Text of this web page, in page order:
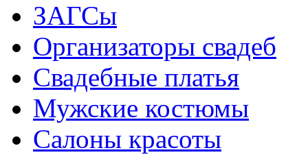
ЗАГСы
Организаторы свадеб
Свадебные платья
Мужские костюмы
Cалоны красоты